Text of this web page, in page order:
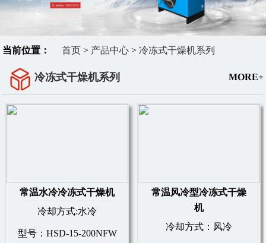
当前位置： 首页 > 产品中心 >冷冻式干燥机系列
冷冻式干燥机系列 MORE+
常温水冷冷冻式干燥机
冷却方式:水冷
型号：HSD-15-200NFW
常温风冷型冷冻式干燥
机
冷却方式：风冷